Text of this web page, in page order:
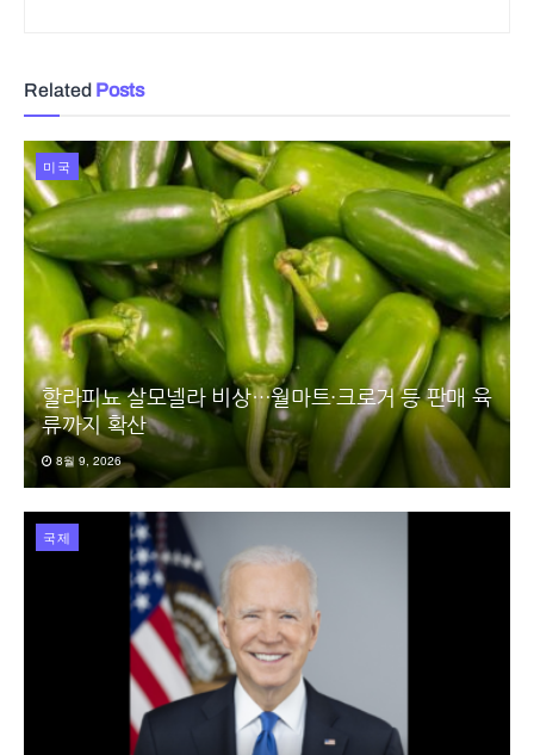
Related Posts
미국
할라피뇨 살모넬라 비상…월마트·크로거 등 판매 육
류까지 확산
8월 9, 2026
국제